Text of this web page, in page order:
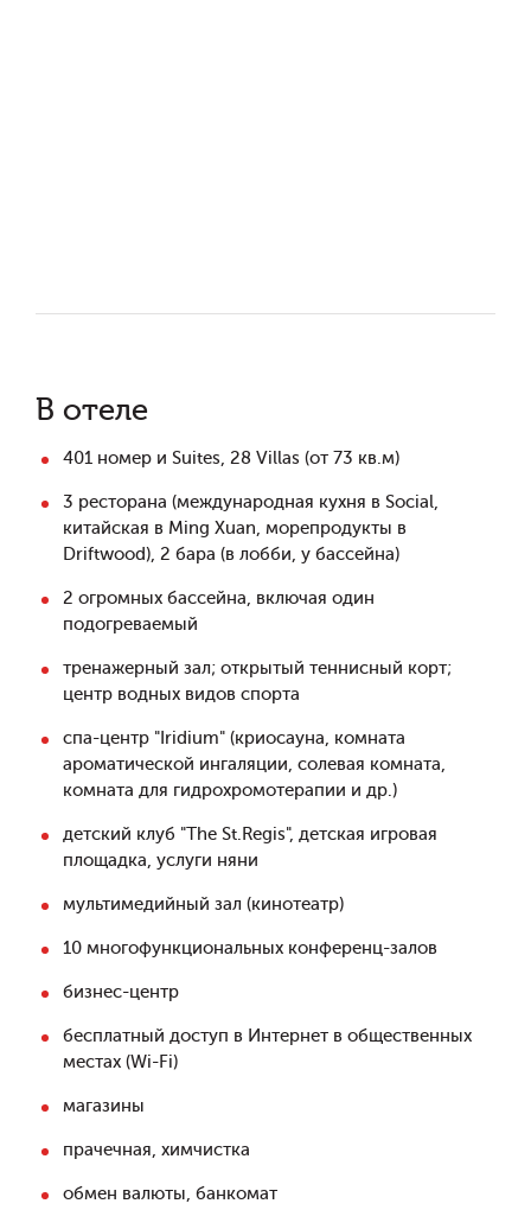
В отеле
401 номер и Suites, 28 Villas (от 73 кв.м)
3 ресторана (международная кухня в Social,
китайская в Ming Xuan, морепродукты в
Driftwood), 2 бара (в лобби, у бассейна)
2 огромных бассейна, включая один
подогреваемый
тренажерный зал; открытый теннисный корт;
центр водных видов спорта
спа-центр "Iridium" (криосауна, комната
ароматической ингаляции, солевая комната,
комната для гидрохромотерапии и др.)
детский клуб "The St.Regis", детская игровая
площадка, услуги няни
мультимедийный зал (кинотеатр)
10 многофункциональных конференц-залов
бизнес-центр
бесплатный доступ в Интернет в общественных
местах (Wi-Fi)
магазины
прачечная, химчистка
обмен валюты, банкомат